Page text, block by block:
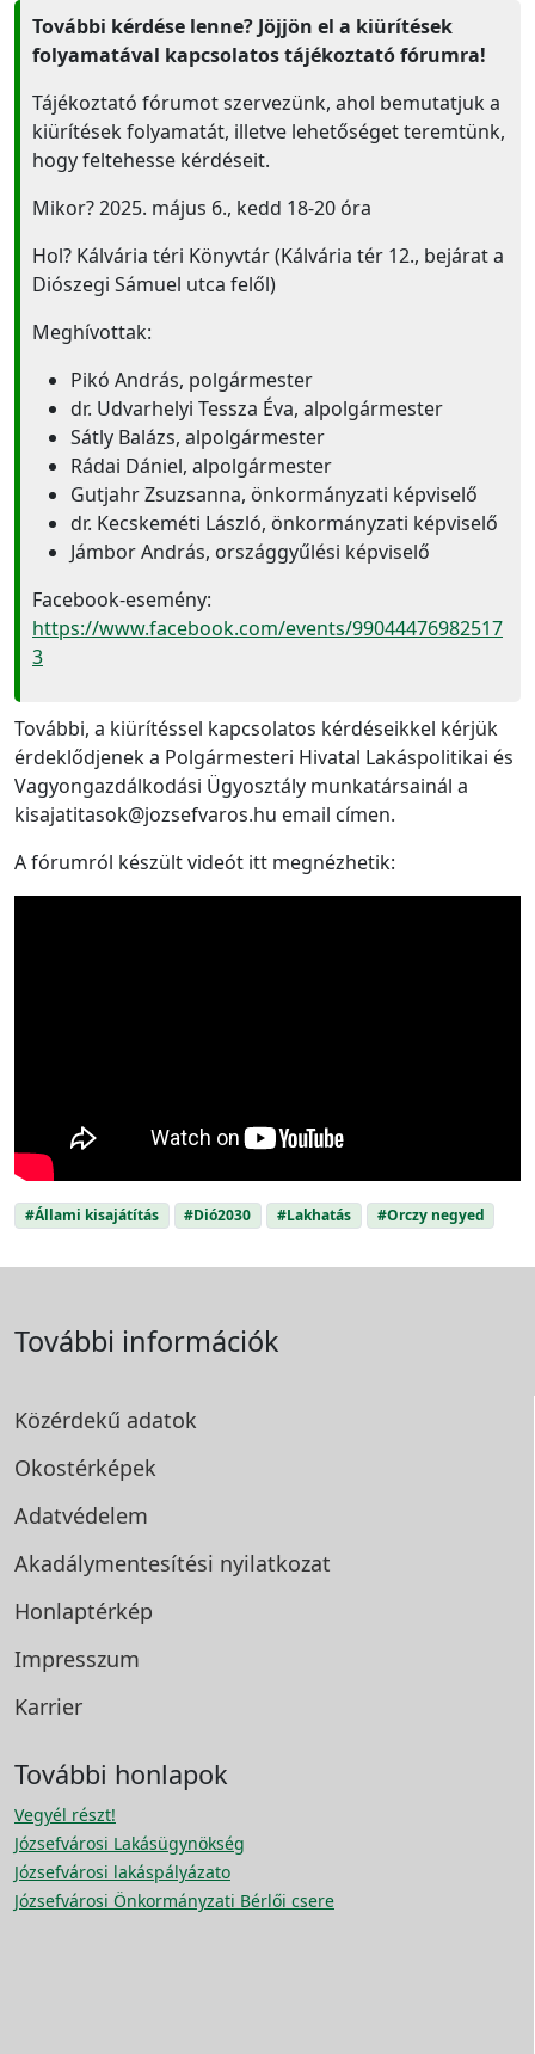
További kérdése lenne? Jöjjön el a kiürítések
folyamatával kapcsolatos tájékoztató fórumra!
Tájékoztató fórumot szervezünk, ahol bemutatjuk a
kiürítések folyamatát, illetve lehetőséget teremtünk,
hogy feltehesse kérdéseit.
Mikor? 2025. május 6., kedd 18-20 óra
Hol? Kálvária téri Könyvtár (Kálvária tér 12., bejárat a
Diószegi Sámuel utca felől)
Meghívottak:
Pikó András, polgármester
dr. Udvarhelyi Tessza Éva, alpolgármester
Sátly Balázs, alpolgármester
Rádai Dániel, alpolgármester
Gutjahr Zsuzsanna, önkormányzati képviselő
dr. Kecskeméti László, önkormányzati képviselő
Jámbor András, országgyűlési képviselő
Facebook-esemény:
https://www.facebook.com/events/99044476982517
3
További, a kiürítéssel kapcsolatos kérdéseikkel kérjük
érdeklődjenek a Polgármesteri Hivatal Lakáspolitikai és
Vagyongazdálkodási Ügyosztály munkatársainál a
kisajatitasok@jozsefvaros.hu email címen.
A fórumról készült videót itt megnézhetik:
#Állami kisajátítás #Dió2030 #Lakhatás #Orczy negyed
További információk
Közérdekű adatok
Okostérképek
Adatvédelem
Akadálymentesítési nyilatkozat
Honlaptérkép
Impresszum
Karrier
További honlapok
Vegyél részt!
Józsefvárosi Lakásügynökség
Józsefvárosi lakáspályázato
Józsefvárosi Önkormányzati Bérlői csere